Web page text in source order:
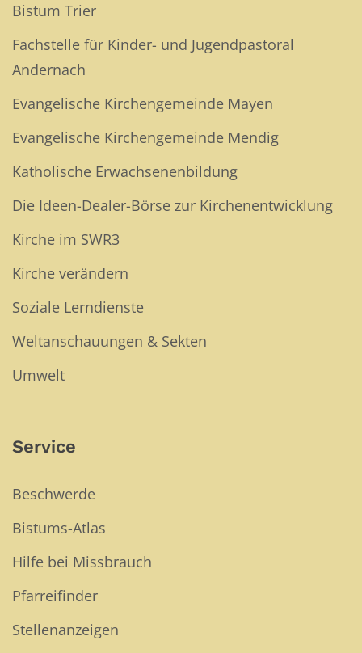
Bistum Trier
Fachstelle für Kinder- und Jugendpastoral
Andernach
Evangelische Kirchengemeinde Mayen
Evangelische Kirchengemeinde Mendig
Katholische Erwachsenenbildung
Die Ideen-Dealer-Börse zur Kirchenentwicklung
Kirche im SWR3
Kirche verändern
Soziale Lerndienste
Weltanschauungen & Sekten
Umwelt
Service
Beschwerde
Bistums-Atlas
Hilfe bei Missbrauch
Pfarreifinder
Stellenanzeigen